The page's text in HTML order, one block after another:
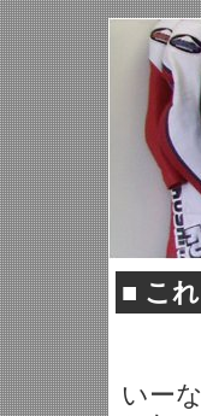
■ こ
いー